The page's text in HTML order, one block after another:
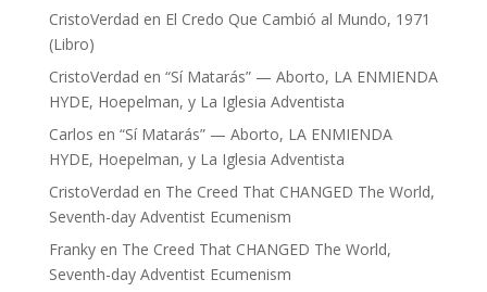
CristoVerdad en El Credo Que Cambió al Mundo, 1971
(Libro)
CristoVerdad en “Sí Matarás” — Aborto, LA ENMIENDA
HYDE, Hoepelman, y La Iglesia Adventista
Carlos en “Sí Matarás” — Aborto, LA ENMIENDA
HYDE, Hoepelman, y La Iglesia Adventista
CristoVerdad en The Creed That CHANGED The World,
Seventh-day Adventist Ecumenism
Frankyen The Creed That CHANGED The World,
Seventh-day Adventist Ecumenism